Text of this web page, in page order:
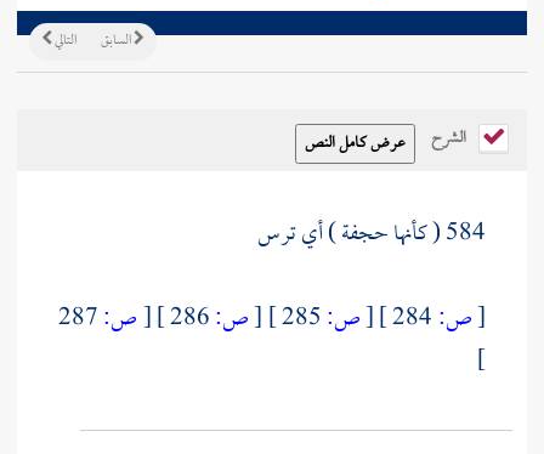
التالي السابق
الشرح
584 ( كأنها حجفة ) أي ترس
[ص: [ص: [ص: [ص:287
]